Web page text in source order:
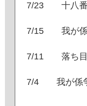
7/23 十八番
7/15 我が
7/11 落ち目
7/4 我が係